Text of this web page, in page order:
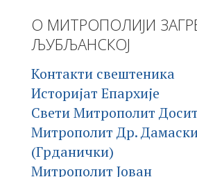
О МИТРОПОЛИЈИ
ЉУБЉАНСКОЈ
Контакти свештеника
Историјат Епархије
Свети Митрополит
Митрополит Др.
(Грданички)
Митрополит Јован